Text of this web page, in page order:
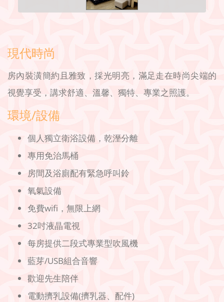
現代時尚
房內裝潢簡約且雅致，採光明亮，滿足走在時尚尖端的
視覺享受，講求舒適、溫馨、獨特、專業之照護。
環境/設備
個人獨立衛浴設備，乾溼分離
專用免治馬桶
房間及浴廁配有緊急呼叫鈴
氧氣設備
免費wifi，無限上網
32吋液晶電視
每房提供二段式專業型吹風機
藍芽/USB組合音響
歡迎先生陪伴
電動擠乳設備(擠乳器、配件)